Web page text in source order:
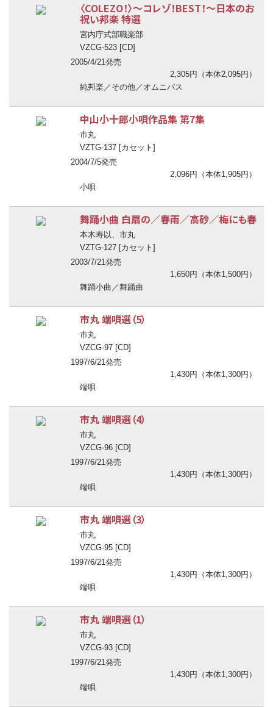
〈COLEZO！〉〜コレゾ！BEST！〜日本のお
祝い邦楽 特選
宮内庁式部職楽部
VZCG-523 [CD]
2005/4/21発売
2,305円（本体2,095円）
純邦楽／その他／オムニバス
中山小十郎小唄作品集 第7集
市丸
VZTG-137 [カセット]
2004/7/5発売
2,096円（本体1,905円）
小唄
舞踊小曲 白扇の／春雨／高砂／梅にも春
本木寿以、市丸
VZTG-127 [カセット]
2003/7/21発売
1,650円（本体1,500円）
舞踊小曲／舞踊曲
市丸 端唄選（5）
市丸
VZCG-97 [CD]
1997/6/21発売
1,430円（本体1,300円）
端唄
市丸 端唄選（4）
市丸
VZCG-96 [CD]
1997/6/21発売
1,430円（本体1,300円）
端唄
市丸 端唄選（3）
市丸
VZCG-95 [CD]
1997/6/21発売
1,430円（本体1,300円）
端唄
市丸 端唄選（1）
市丸
VZCG-93 [CD]
1997/6/21発売
1,430円（本体1,300円）
端唄